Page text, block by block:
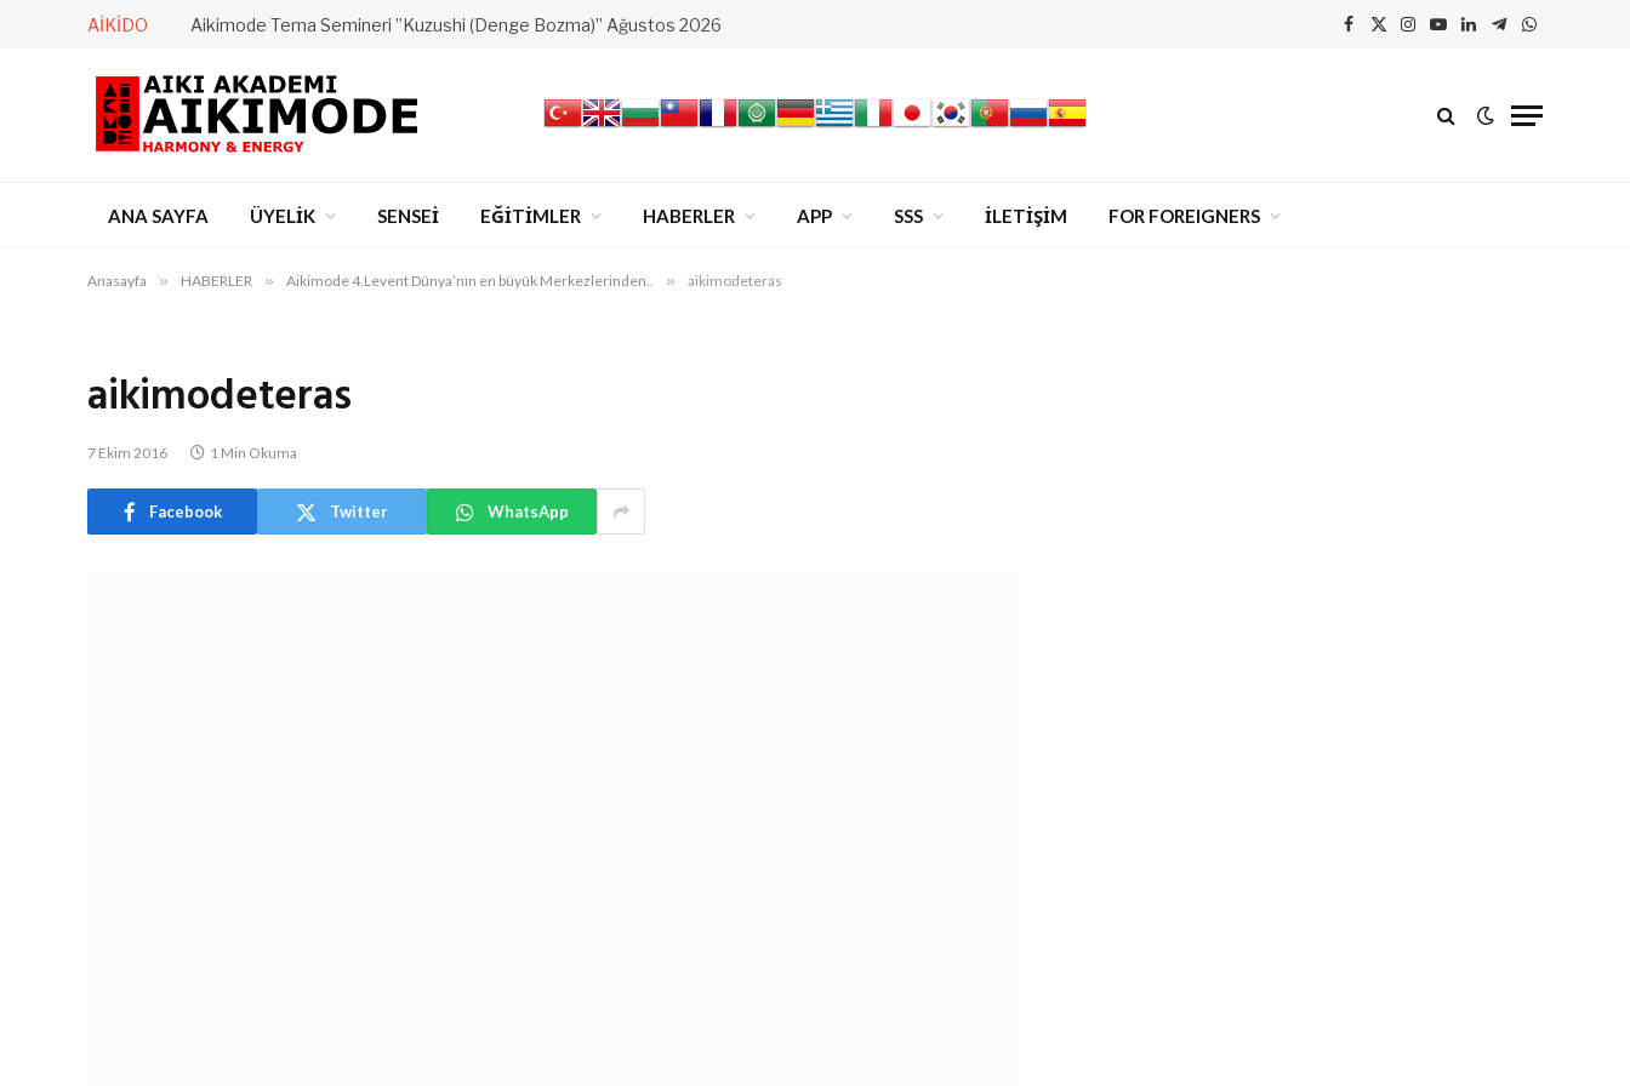
AIKIDO Aikimode Tema Semineri ”Kuzushi (Denge Bozma)” Ağustos 2026
Facebook
X
Instagram
YouTube
Linkedin'de
Telegram
WhatsApp
ANA SAYFA ÜYELİK SENSEİ EĞİTİMLER HABERLER APP SSS İLETİŞİM FOR FOREIGNERS
Anasayfa » HABERLER » Aikimode 4.Levent Dünya’nın en büyük Merkezlerinden.. » aikimodeteras
aikimodeteras
7 Ekim 2016 1 Min Okuma
Facebook Twitter WhatsApp